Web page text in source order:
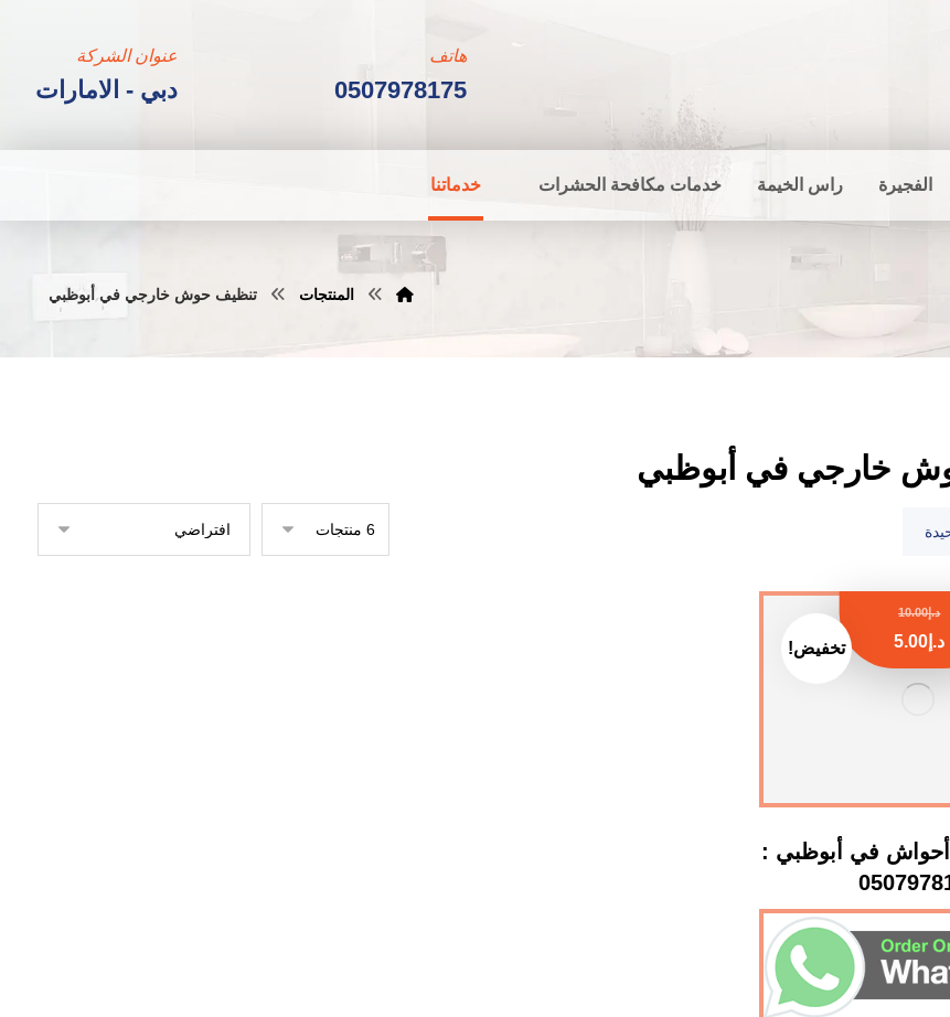
عنوان الشركة
دبي - الامارات
هاتف
0507978175
الفجيرة راس الخيمة خدمات مكافحة الحشرات خدماتنا
المنتجات تنظيف حوش خارجي في أبوظبي
خارجي في أبوظبي
تخفيض!
في أبوظبي :
د.إ10.00
د.إ 5.00